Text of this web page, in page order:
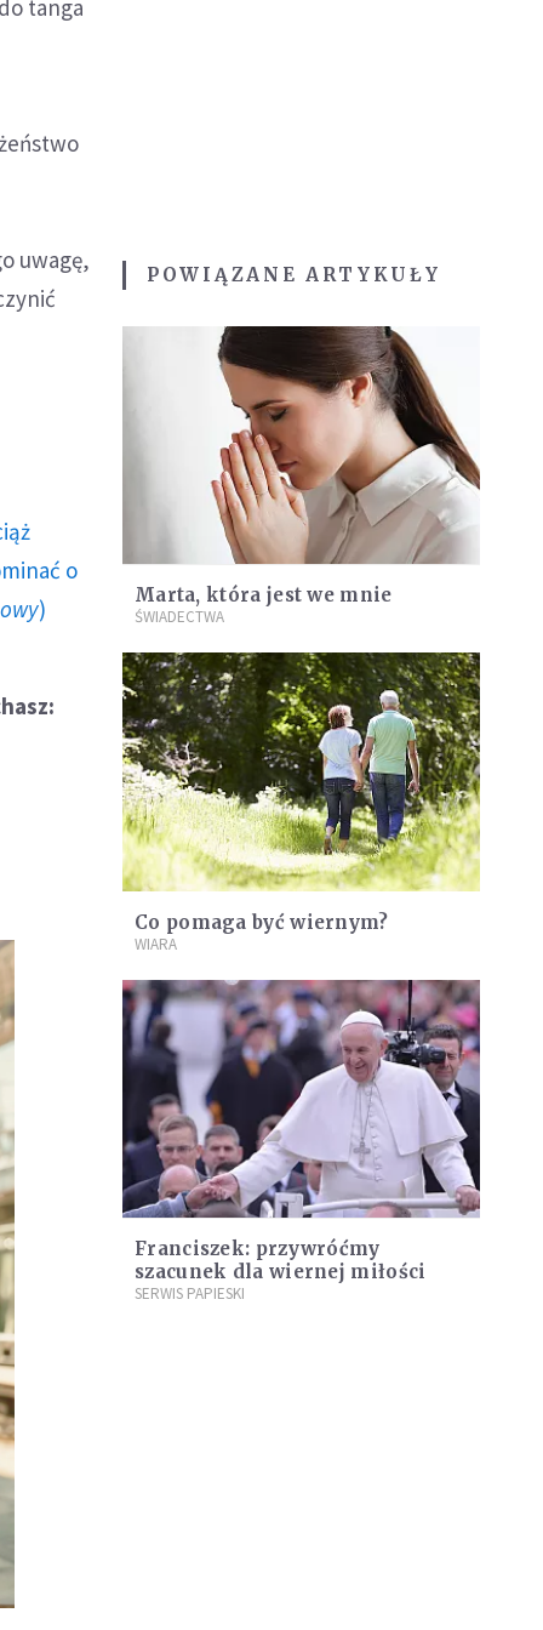
tanga
uwagę,
o
)
POWIĄZANE ARTYKUŁY
Marta, która jest we mnie
ŚWIADECTWA
Co pomaga być wiernym?
WIARA
Franciszek: przywróćmy
szacunek dla wiernej miłości
SERWIS PAPIESKI